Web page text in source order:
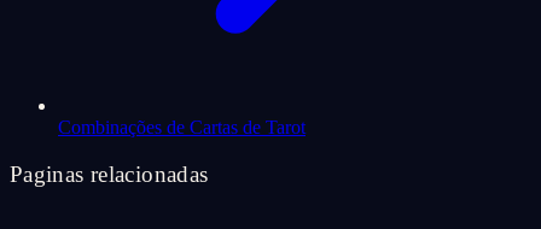
Combinações de Cartas de Tarot
Paginas relacionadas